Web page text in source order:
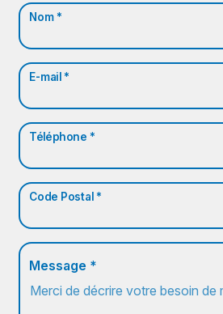
Nom *
E-mail *
Téléphone *
Code Postal *
Message *